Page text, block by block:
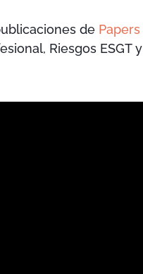
de
Riesgos ESGT